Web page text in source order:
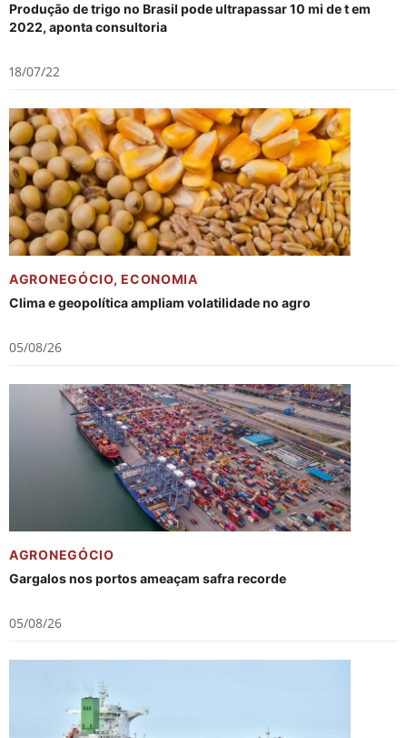
Produção de trigo no Brasil pode ultrapassar 10 mi de t em
2022, aponta consultoria
18/07/22
AGRONEGÓCIO,ECONOMIA
Clima e geopolítica ampliam volatilidade no agro
05/08/26
AGRONEGÓCIO
Gargalos nos portos ameaçam safra recorde
05/08/26